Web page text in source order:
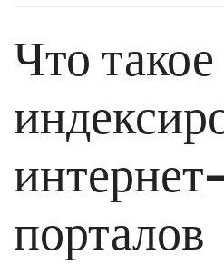
Что такое
порталов